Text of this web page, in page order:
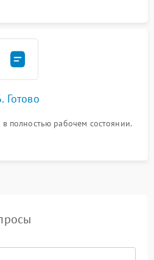
Готово
полностью рабочем состоянии.